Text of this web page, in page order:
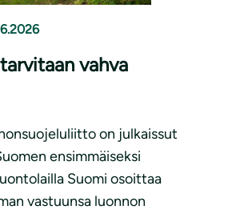
vahva
on julkaissut
ensimmäiseksi
Suomi osoittaa
vastuunsa luonnon